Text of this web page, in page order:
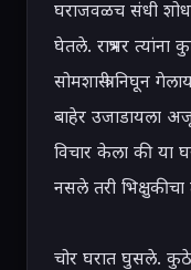
घराजवळच संधी
घेतले. रात्रभर
सोमशास्त्री निघून
बाहेर उजाडायला
विचार केला की या
नसले तरी
चोर घरात घुसले.